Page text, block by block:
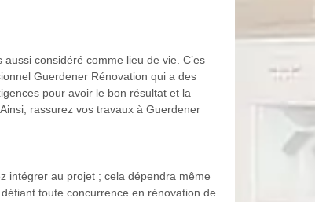
considéré comme lieu de vie. C’es
Guerdener Rénovation qui a des
pour avoir le bon résultat et la
rassurez vos travaux à Guerdener
intégrer au projet ; cela dépendra même
toute concurrence en rénovation de